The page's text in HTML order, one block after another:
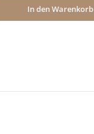
In den Warenkorb